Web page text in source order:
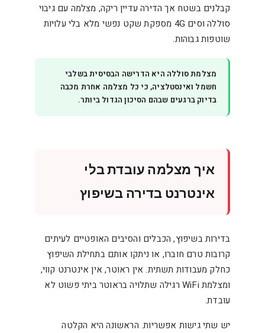
קבלנים בשטח אך הדירה עדיין ריקה, מצלמה עם גיבוי
סוללה וסים 4G מספקת שקט נפשי מלא בלי עלויות
שוטפות גבוהות.
מצלמת סוללה היא הדרישה הבסיסית בשלבי
חשמל ואינסטלציה, כי כל מצלמה אחרת מכבה
בדיוק ברגעים שבהם הסיכון הגדול ביותר.
איך מצלמה עובדת בלי
אינטרנט בדירה בשיפוץ
בדירות בשיפוץ, הכבלים והסיבים האופטיים לעיתים
קרובות טרם חוברו, או ניתקו אותם בתחילת השיפוץ
כחלק מעבודות תשתית. אין ראוטר, אין אינטרנט קווי,
ומצלמת WiFi רגילה שתלויה בראוטר ביתי פשוט לא
עובדת.
יש שתי גישות אפשריות. הראשונה היא הקלטה